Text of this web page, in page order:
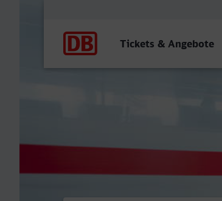
Tickets & Angebote
Ingolstadt Hbf -